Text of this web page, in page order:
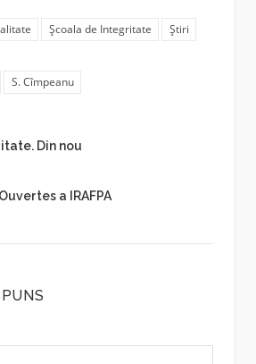
Școala de Integritate
Știri
S. Cîmpeanu
Din nou
a IRAFPA